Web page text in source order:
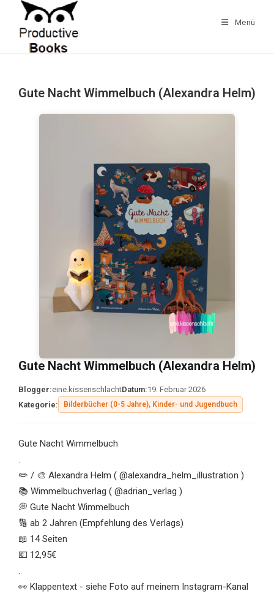
springen
Menü
Gute Nacht Wimmelbuch (Alexandra Helm)
Gute Nacht Wimmelbuch (Alexandra Helm)
Blogger:eine.kissenschlachtDatum:19. Februar 2026
Kategorie:
Bilderbücher (0-5 Jahre), Kinder- und Jugendbuch
Gute Nacht Wimmelbuch
.
✏️ / 🎨 Alexandra Helm ( @alexandra_helm_illustration )
📚 Wimmelbuchverlag ( @adrian_verlag )
💭 Gute Nacht Wimmelbuch
🔢 ab 2 Jahren (Empfehlung des Verlags)
📖 14 Seiten
💶 12,95€
.
👀 Klappentext - siehe Foto auf meinem Instagram-Kanal
.